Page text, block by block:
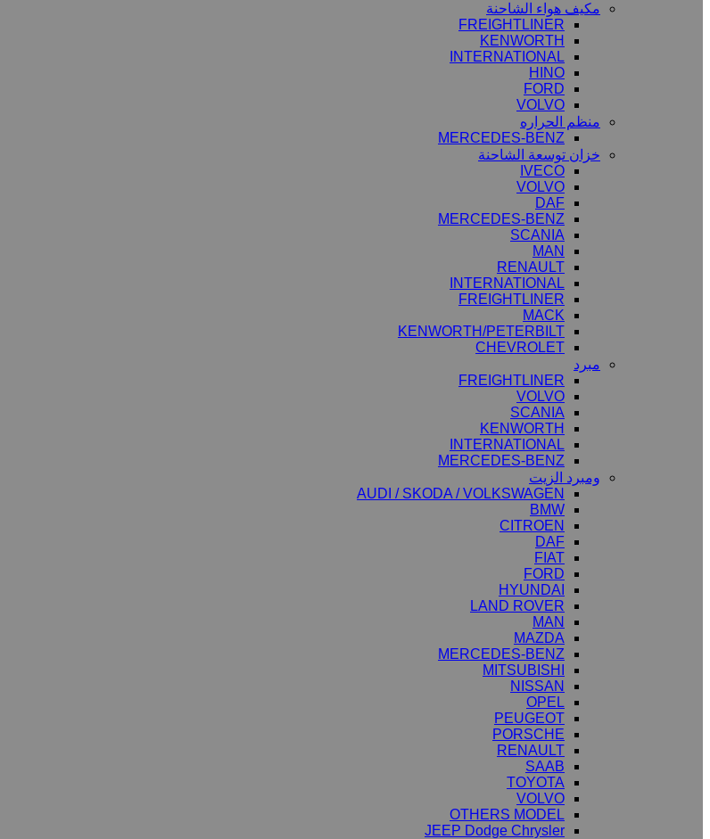
مكيف هواء الشاحنة
FREIGHTLINER
KENWORTH
INTERNATIONAL
HINO
FORD
VOLVO
منظم الحراره
MERCEDES-BENZ
خزان توسعة الشاحنة
IVECO
VOLVO
DAF
MERCEDES-BENZ
SCANIA
MAN
RENAULT
INTERNATIONAL
FREIGHTLINER
MACK
KENWORTH/PETERBILT
CHEVROLET
مبرد
FREIGHTLINER
VOLVO
SCANIA
KENWORTH
INTERNATIONAL
MERCEDES-BENZ
ومبرد الزيت
AUDI / SKODA / VOLKSWAGEN
BMW
CITROEN
DAF
FIAT
FORD
HYUNDAI
LAND ROVER
MAN
MAZDA
MERCEDES-BENZ
MITSUBISHI
NISSAN
OPEL
PEUGEOT
PORSCHE
RENAULT
SAAB
TOYOTA
VOLVO
OTHERS MODEL
JEEP Dodge Chrysler